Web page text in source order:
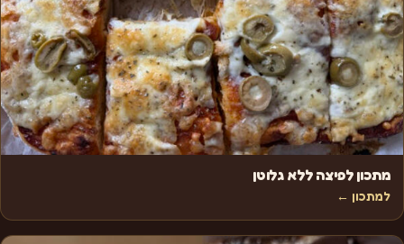
מתכון לפיצה ללא גלוטן
למתכון ←